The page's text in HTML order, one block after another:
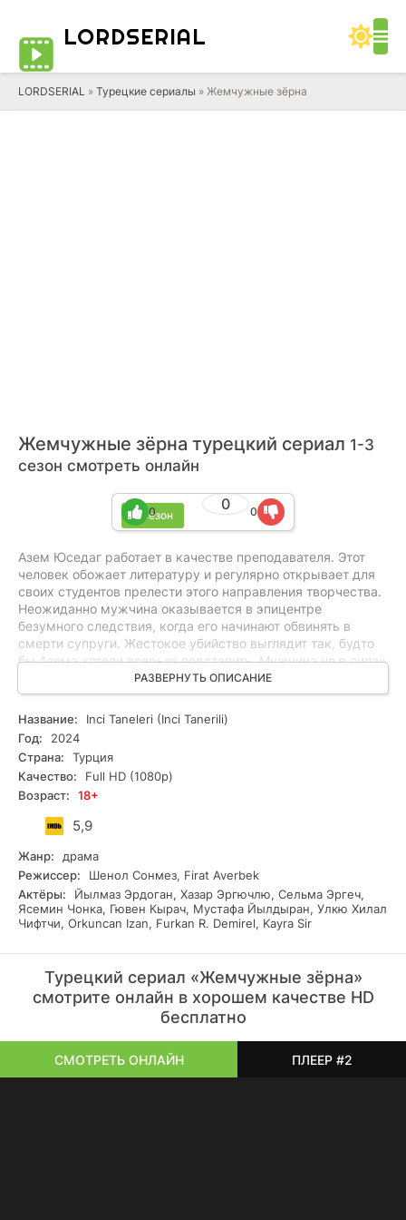
LORDSERIAL
LORDSERIAL » Турецкие сериалы » Жемчужные зёрна
Жемчужные зёрна турецкий сериал 1-3
сезон смотреть онлайн
3 сезон
0
0 0
Азем Юседаг работает в качестве преподавателя. Этот
человек обожает литературу и регулярно открывает для
своих студентов прелести этого направления творчества.
Неожиданно мужчина оказывается в эпицентре
безумного следствия, когда его начинают обвинять в
смерти супруги. Жестокое убийство выглядит так, будто
бы Азема хотели всерьез подставить. Мужчина не в силах
защитить себя, поэтому оказывается в заключении. Он
отбывает наказание, ждёт нужного момента, выходит из
тюрьмы и решает собственными силами отыскать
преступника, чтобы отомстить за причинённую боль.
Перспектива начать жизнь с нуля кажется ещё более
соблазнительной. Вернуть всё на круги своя – самая
желанная мечта.
РАЗВЕРНУТЬ ОПИСАНИЕ
Название:
Inci Taneleri (Inci Tanerili)
Год:
2024
Страна:
Турция
Качество:
Full HD (1080p)
Возраст:
18+
5,9
Жанр:
драма
Режиссер:
Шенол Сонмез, Firat Averbek
Актёры:
Йылмаз Эрдоган, Хазар Эргючлю, Сельма Эргеч,
Ясемин Чонка, Гювен Кырач, Мустафа Йылдыран, Улкю Хилал
Чифтчи, Orkuncan Izan, Furkan R. Demirel, Kayra Sir
Турецкий сериал «Жемчужные зёрна»
смотрите онлайн в хорошем качестве HD
бесплатно
СМОТРЕТЬ ОНЛАЙН ПЛЕЕР #2